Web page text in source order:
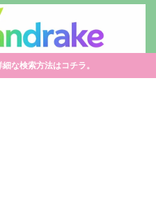
な検索方法はコチラ。